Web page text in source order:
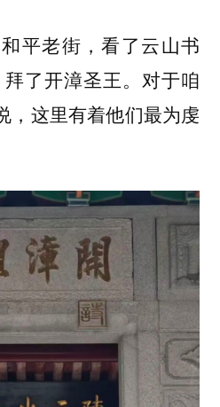
平老街，看了云山书
了开漳圣王。对于咱
，这里有着他们最为虔